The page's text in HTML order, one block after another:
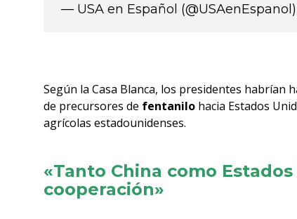
— USA en Español (@USAenEspanol)
Según la Casa Blanca, los presidentes habrían
de precursores de fentanilo hacia Estados
agrícolas estadounidenses.
«Tanto China como
cooperación»